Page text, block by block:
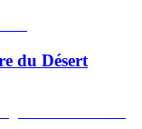
du Désert